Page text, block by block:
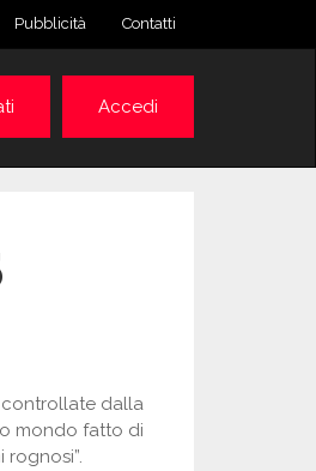
Pubblicità Contatti
Accedi
controllate dalla
mondo fatto di